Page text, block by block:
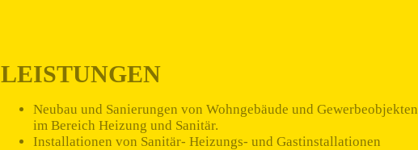
LEISTUNGEN
Neubau und Sanierungen von Wohngebäude und Gewerbeobjekten
im Bereich Heizung und Sanitär.
Installationen von Sanitär- Heizungs- und Gastinstallationen